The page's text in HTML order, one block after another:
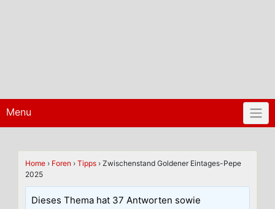
Menu
Home › Foren › Tipps › Zwischenstand Goldener Eintages-Pepe
2025
Dieses Thema hat 37 Antworten sowie